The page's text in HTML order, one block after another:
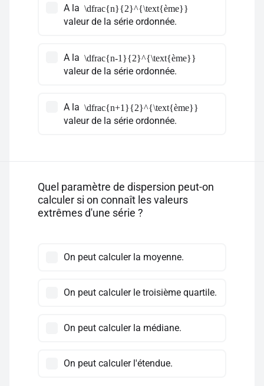
A la \dfrac{n}{2}^{\text{ème}}
valeur de la série ordonnée.
A la \dfrac{n-1}{2}^{\text{ème}}
valeur de la série ordonnée.
A la \dfrac{n+1}{2}^{\text{ème}}
valeur de la série ordonnée.
Quel paramètre de dispersion peut-on
calculer si on connaît les valeurs
extrêmes d'une série ?
On peut calculer la moyenne.
On peut calculer le troisième quartile.
On peut calculer la médiane.
On peut calculer l'étendue.